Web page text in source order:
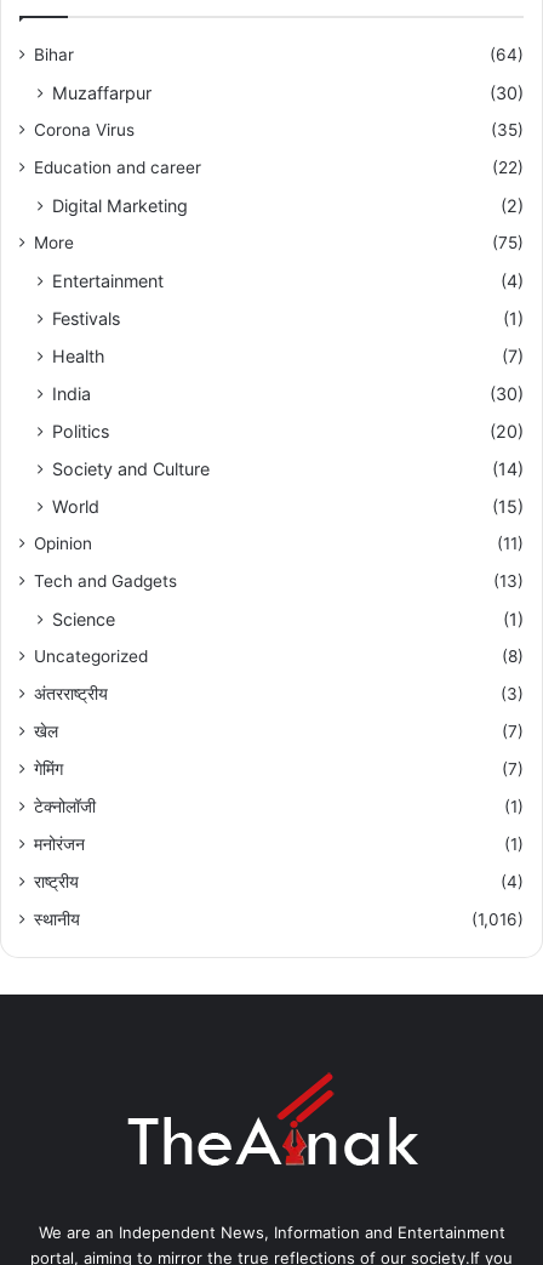
Bihar (64)
Muzaffarpur (30)
Corona Virus
(35)
Education and career
(22)
Digital Marketing (2)
More (75)
Entertainment
(4)
Festivals
(1)
Health
(7)
India
(30)
Politics
(20)
Society and Culture
(14)
World
(15)
Opinion
(11)
Tech and Gadgets
(13)
Science (1)
Uncategorized
(8)
अंतरराष्ट्रीय
(3)
खेल
(7)
गेमिंग
(7)
टेक्नोलॉजी
(1)
मनोरंजन
(1)
राष्ट्रीय
(4)
स्थानीय
(1,016)
We are an Independent News, Information and Entertainment
portal, aiming to mirror the true reflections of our society.If you